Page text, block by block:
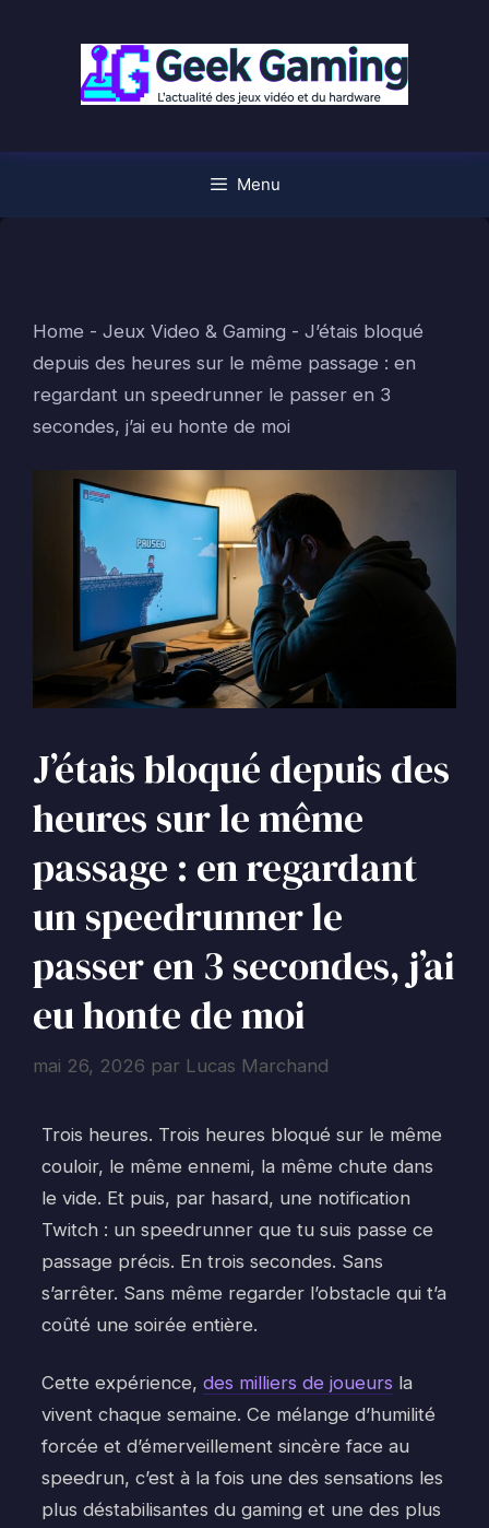
Menu
Home - Jeux Video & Gaming - J’étais bloqué
depuis des heures sur le même passage : en
regardant un speedrunner le passer en 3
secondes, j’ai eu honte de moi
J’étais bloqué depuis des
heures sur le même
passage : en regardant
un speedrunner le
passer en 3 secondes, j’ai
eu honte de moi
mai 26, 2026 par Lucas Marchand
Trois heures. Trois heures bloqué sur le même
couloir, le même ennemi, la même chute dans
le vide. Et puis, par hasard, une notification
Twitch : un speedrunner que tu suis passe ce
passage précis. En trois secondes. Sans
s’arrêter. Sans même regarder l’obstacle qui t’a
coûté une soirée entière.
Cette expérience, des milliers de joueurs la
vivent chaque semaine. Ce mélange d’humilité
forcée et d’émerveillement sincère face au
speedrun, c’est à la fois une des sensations les
plus déstabilisantes du gaming et une des plus